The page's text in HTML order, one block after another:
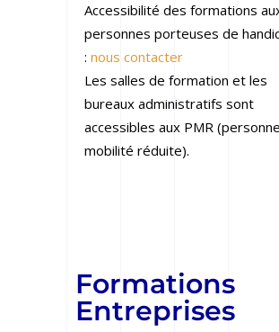
Accessibilité des formations
personnes porteuses de
: nous contacter
Les salles de formation et les
bureaux administratifs sont
accessibles aux PMR
mobilité réduite).
Formations
Entreprises